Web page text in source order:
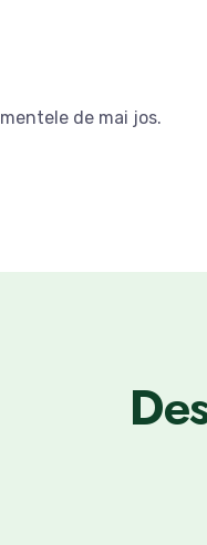
de mai jos.